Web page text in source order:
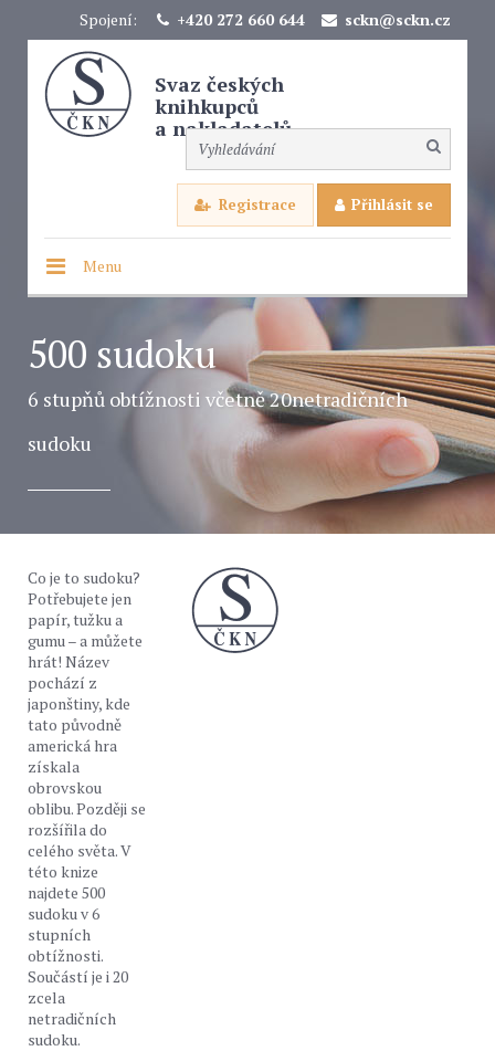
Spojení: +420 272 660 644 sckn@sckn.cz
Svaz českých
knihkupců
a nakladatelů
Registrace Přihlásit se
Menu
500 sudoku
6 stupňů obtížnosti včetně 20netradičních
sudoku
Co je to sudoku?
Potřebujete jen
papír, tužku a
gumu – a můžete
hrát! Název
pochází z
japonštiny, kde
tato původně
americká hra
získala
obrovskou
oblibu. Později se
rozšířila do
celého světa. V
této knize
najdete 500
sudoku v 6
stupních
obtížnosti.
Součástí je i 20
zcela
netradičních
sudoku.